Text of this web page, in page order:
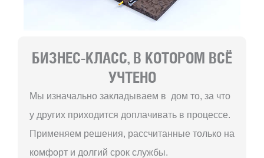
БИЗНЕС-КЛАСС, В КОТОРОМ ВСЁ
УЧТЕНО
Мы изначально закладываем в дом то, за что
у других приходится доплачивать в процессе.
Применяем решения, рассчитанные только на
комфорт и долгий срок службы.